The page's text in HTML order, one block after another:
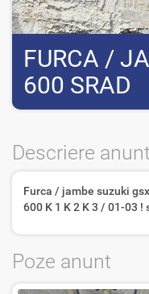
FURCA /
600 SRAD
Descriere anunt
Furca / jambe suzuki
600 K 1 K 2 K 3 / 01-03
Poze anunt